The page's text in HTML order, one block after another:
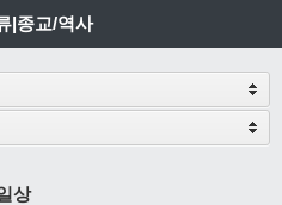
|종교/역사
상